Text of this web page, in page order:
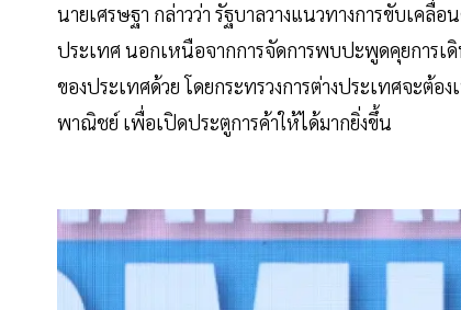
นายเศรษฐา กล่าวว่า รัฐบาลวางแนวทางการขับเคลื่
ประเทศ นอกเหนือจากการจัดการพบปะพูดคุยการ
ของประเทศด้วย โดยกระทรวงการต่างประเทศจะต้
พาณิชย์ เพื่อเปิดประตูการค้าให้ได้มากยิ่งขึ้น